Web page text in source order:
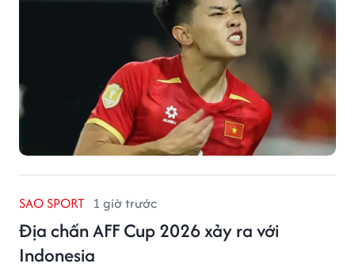
SAO SPORT 1 giờ trước
Địa chấn AFF Cup 2026 xảy ra với
Indonesia